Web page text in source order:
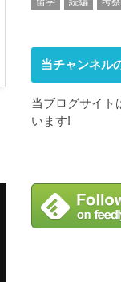
当チャンネル
当ブログサイト
います!